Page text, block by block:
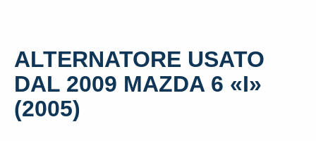
ALTERNATORE USATO
DAL 2009 MAZDA 6 «I»
(2005)